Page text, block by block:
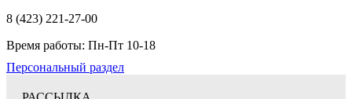
8 (423) 221-27-00
Время работы: Пн-Пт 10-18
Персональный раздел